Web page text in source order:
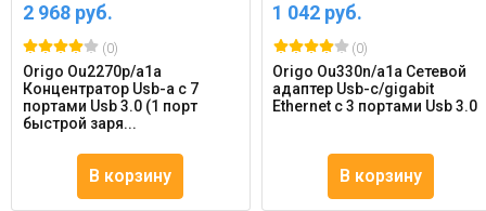
2 968 руб.
(0)
Origo Ou2270p/a1a
Концентратор Usb-a с 7
портами Usb 3.0 (1 порт
быстрой заря...
В корзину
1 042 руб.
(0)
Origo Ou330n/a1a Сетевой
адаптер Usb-c/gigabit
Ethernet с 3 портами Usb 3.0
В корзину